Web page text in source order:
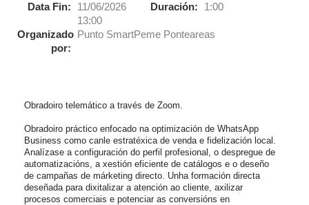
Data Fin:
11/06/2026
13:00
Duración: 1:00
Organizado
por:
Punto SmartPeme Ponteareas
Obradoiro telemático a través de Zoom.
Obradoiro práctico enfocado na optimización de WhatsApp
Business como canle estratéxica de venda e fidelización local.
Analízase a configuración do perfil profesional, o despregue de
automatizacións, a xestión eficiente de catálogos e o deseño
de campañas de márketing directo. Unha formación directa
deseñada para dixitalizar a atención ao cliente, axilizar
procesos comerciais e potenciar as conversións en